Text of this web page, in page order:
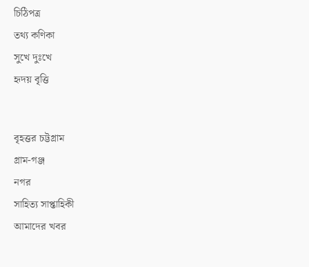
চিঠিপত্র
তথ্য কণিকা
সুখে দুঃখে
হৃদয় বৃত্তি
বৃহত্তর চট্টগ্রাম
গ্রাম-গঞ্জ
নগর
সাহিত্য সাপ্তাহিকী
আমাদের খবর